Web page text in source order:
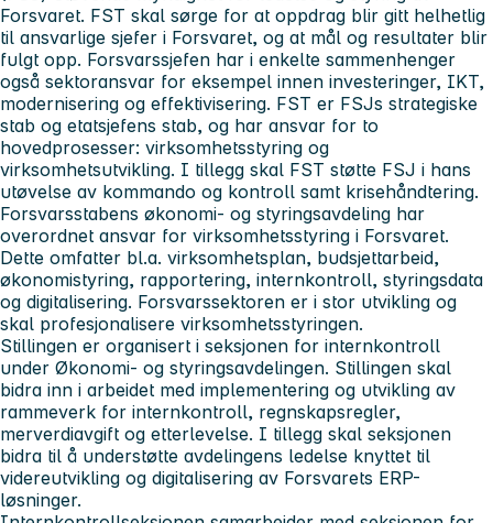
Forsvaret. FST skal sørge for at oppdrag blir gitt helhetlig
til ansvarlige sjefer i Forsvaret, og at mål og resultater blir
fulgt opp. Forsvarssjefen har i enkelte sammenhenger
også sektoransvar for eksempel innen investeringer, IKT,
modernisering og effektivisering. FST er FSJs strategiske
stab og etatsjefens stab, og har ansvar for to
hovedprosesser: virksomhetsstyring og
virksomhetsutvikling. I tillegg skal FST støtte FSJ i hans
utøvelse av kommando og kontroll samt krisehåndtering.
Forsvarsstabens økonomi- og styringsavdeling har
overordnet ansvar for virksomhetsstyring i Forsvaret.
Dette omfatter bl.a. virksomhetsplan, budsjettarbeid,
økonomistyring, rapportering, internkontroll, styringsdata
og digitalisering. Forsvarssektoren er i stor utvikling og
skal profesjonalisere virksomhetsstyringen.
Stillingen er organisert i seksjonen for internkontroll
under Økonomi- og styringsavdelingen. Stillingen skal
bidra inn i arbeidet med implementering og utvikling av
rammeverk for internkontroll, regnskapsregler,
merverdiavgift og etterlevelse. I tillegg skal seksjonen
bidra til å understøtte avdelingens ledelse knyttet til
videreutvikling og digitalisering av Forsvarets ERP-
løsninger.